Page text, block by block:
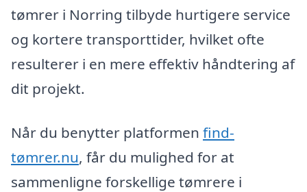
tømrer i Norring tilbyde hurtigere service
og kortere transporttider, hvilket ofte
resulterer i en mere effektiv håndtering af
dit projekt.
Når du benytter platformen find-
tømrer.nu, får du mulighed for at
sammenligne forskellige tømrere i